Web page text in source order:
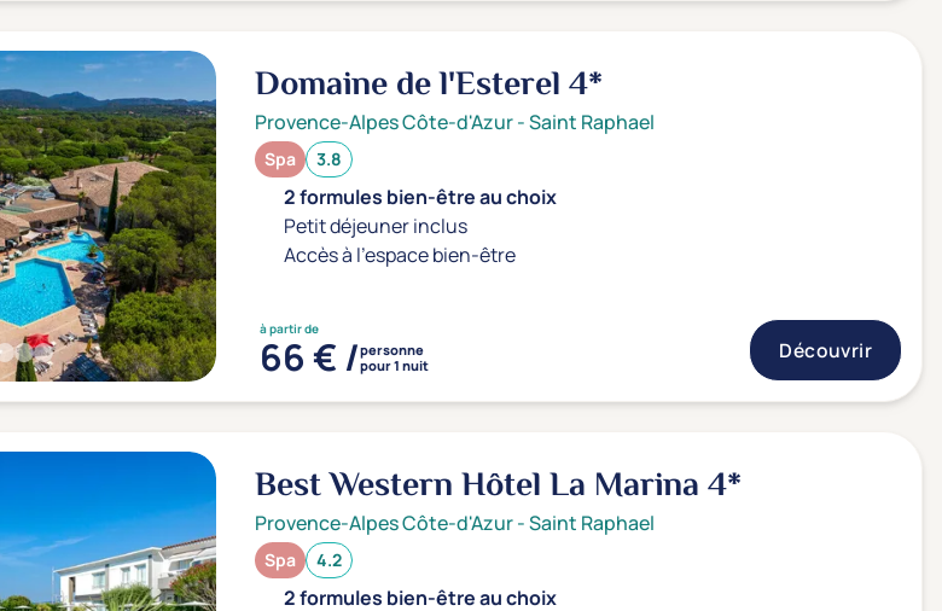
Domaine de l'Esterel4*
Provence-Alpes Côte-d'Azur-Saint Raphael
Spa 3.8
2 formules bien-être au choix
Petit déjeuner inclus
Accès à l'espace bien-être
à partir de
66 € /personne
pour 1 nuit
Découvrir
Best Western Hôtel La Marina4*
Provence-Alpes Côte-d'Azur-Saint Raphael
Spa 4.2
2 formules bien-être au choix